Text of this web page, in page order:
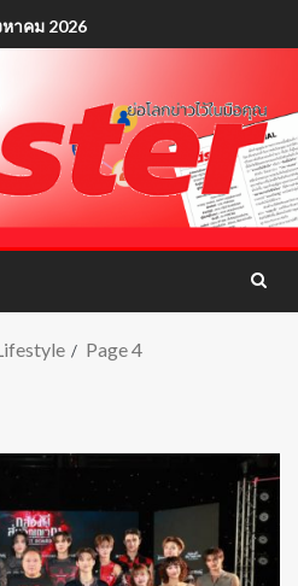
หาคม 2026
Page 4